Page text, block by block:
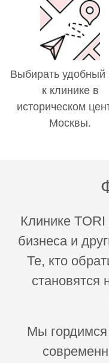
Выбирать удобный
к клинике в
историческом
Москвы.
Клинике
бизнеса и
Те, кто
Мы